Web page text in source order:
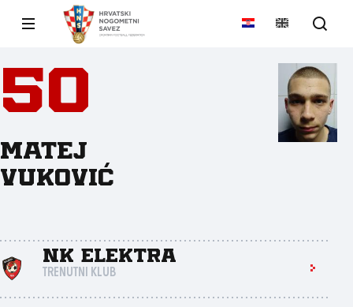
50
Matej
Vuković
NK Elektra
TRENUTNI KLUB